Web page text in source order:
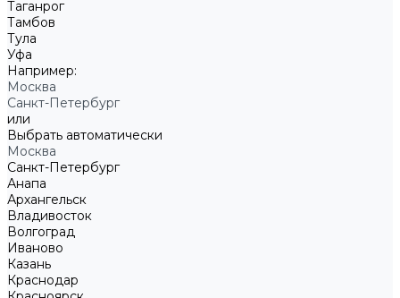
Таганрог
Тамбов
Тула
Уфа
Например:
Москва
Санкт-Петербург
или
Выбрать автоматически
Москва
Санкт-Петербург
Анапа
Архангельск
Владивосток
Волгоград
Иваново
Казань
Краснодар